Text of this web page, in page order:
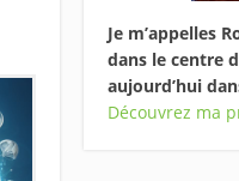
Je m’appelles
dans le centre
aujourd’hui
Découvrez ma